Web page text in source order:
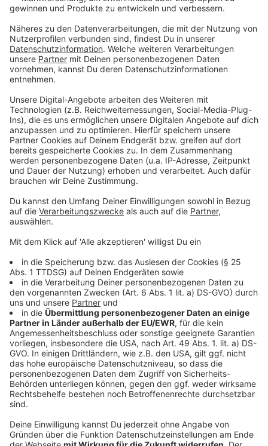
Hier haben sich die Verantwortlichen auch auf
Änderungen und Verbesserungen geeinigt. Folgendes
ist vorgesehen:
Gepäckaufgabe: Für größeren Passagierkomfort
soll bis zum Beginn der Sommerferien eine
vollautomatisierte, bequeme und zeitsparende
Gepäckaufgabe ermöglicht werden.
Früh-Check-in ab 3 Uhr: Für Condor- und
Eurowings-Flüge soll es - bei einer Abflugzeit bis 7
3 Uhr (dieses Angebot bestand in Teilen schon im
Jahr 2022).
Flügen der Lufthansa, Eurowings und Condor, die
bis 8 Uhr morgens starten, den Fluggästen ein
Late Night Check-in am Vorabend angeboten
(dieses Angebot bestand in Teilen schon im Jahr
2022).
Einführung einer Task Force:Mit einer Task
Force soll zu Spitzenzeiten die Verzögerung bei
Flugzeug- und Gepäckabfertigung entschärft
werden. Bei Bedarf sollen Mitarbeiter des
Flughafens beispielsweise bei der Bedienung von
Fluggastbrücken oder bei der Ausladung von
Anzeige